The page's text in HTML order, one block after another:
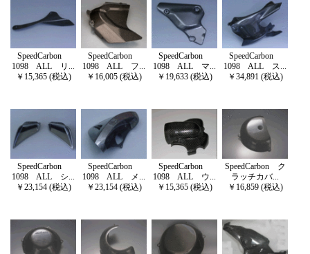
SpeedCarbon
1098 ALL リ...
￥15,365 (税込)
SpeedCarbon
1098 ALL フ...
￥16,005 (税込)
SpeedCarbon
1098 ALL マ...
￥19,633 (税込)
SpeedCarbon
1098 ALL ス...
￥34,891 (税込)
SpeedCarbon
1098 ALL シ...
￥23,154 (税込)
SpeedCarbon
1098 ALL メ...
￥23,154 (税込)
SpeedCarbon
1098 ALL ウ...
￥15,365 (税込)
SpeedCarbon ク
ラッチカバ...
￥16,859 (税込)